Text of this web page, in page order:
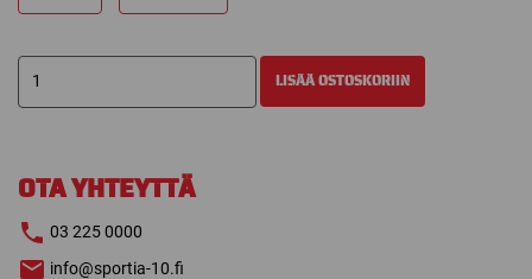
BAUER
MAALIVAHDIN
LISÄÄ OSTOSKORIIN
OTA YHTEYTTÄ
03 225 0000
info@sportia-10.fi